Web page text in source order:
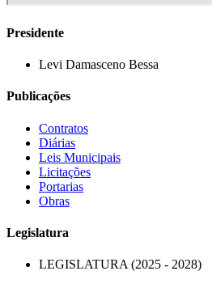
Presidente
Levi Damasceno Bessa
Publicações
Contratos
Diárias
Leis Municipais
Licitações
Portarias
Obras
Legislatura
LEGISLATURA (2025 - 2028)